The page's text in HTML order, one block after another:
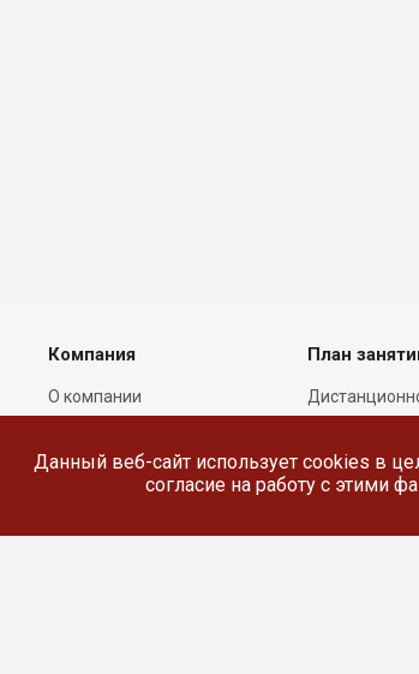
Данный веб-сайт использует cookies в
согласие на работу с этими
Компания
О компании
Сотрудники
План
документов